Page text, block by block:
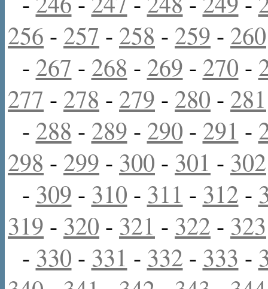
256 - 257 - 258 - 259 - 260
- 267 - 268 - 269 - 270 -
277 - 278 - 279 - 280 - 281
- 288 - 289 - 290 - 291 -
298 - 299 - 300 - 301 - 302
- 309 - 310 - 311 - 312 -
319 - 320 - 321 - 322 - 323
- 330 - 331 - 332 - 333 -